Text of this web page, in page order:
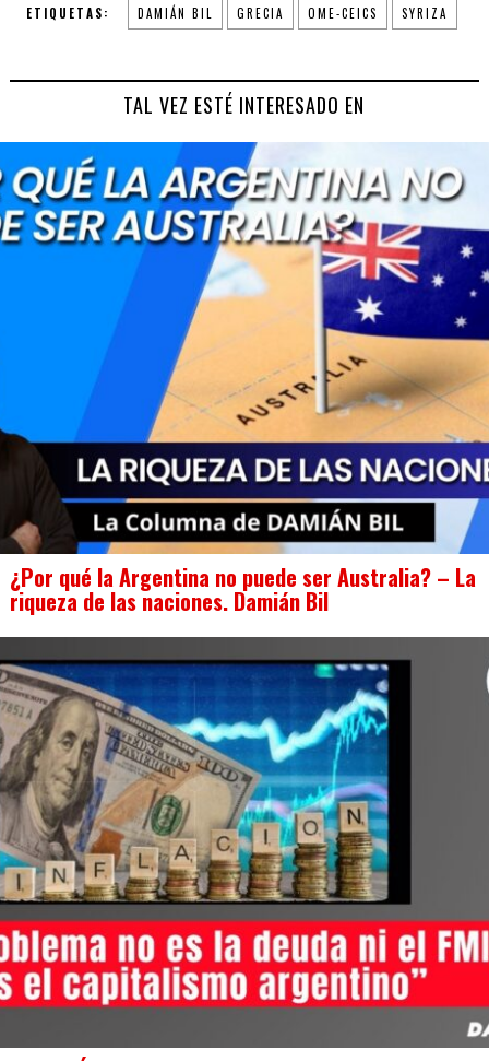
ETIQUETAS: DAMIÁN BIL GRECIA OME-CEICS SYRIZA
TAL VEZ ESTÉ INTERESADO EN
¿Por qué la Argentina no puede ser Australia? – La
riqueza de las naciones. Damián Bil